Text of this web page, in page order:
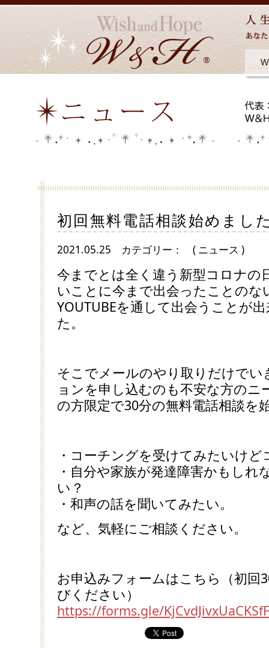
初回無料電話相談始めまし
2021.05.25 カテゴリー： ( ニュース )
今までとは全く違う新型コロナの
いことに今まで出会ったことの
YOUTUBEを通して出会うことが
た。
そこでメールのやり取りだけで
ョンを申し込むのも不安な方のニ
の方限定で30分の無料電話相談を
・コーチングを受けてみたいけ
・自分や家族が発達障害かもし
い？
・和声の話を聞いてみたい。
など、気軽にご相談ください。
お申込みフォームはこちら（初回
びください）
https://forms.gle/